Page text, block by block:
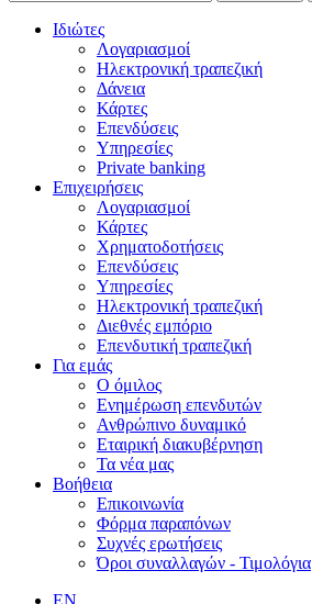
Ιδιώτες
Λογαριασμοί
Ηλεκτρονική τραπεζική
Δάνεια
Κάρτες
Επενδύσεις
Υπηρεσίες
Private banking
Επιχειρήσεις
Λογαριασμοί
Κάρτες
Χρηματοδοτήσεις
Επενδύσεις
Υπηρεσίες
Ηλεκτρονική τραπεζική
Διεθνές εμπόριο
Επενδυτική τραπεζική
Για εμάς
Ο όμιλος
Ενημέρωση επενδυτών
Ανθρώπινο δυναμικό
Εταιρική διακυβέρνηση
Τα νέα μας
Βοήθεια
Επικοινωνία
Φόρμα παραπόνων
Συχνές ερωτήσεις
Όροι συναλλαγών - Τιμολόγια
EN